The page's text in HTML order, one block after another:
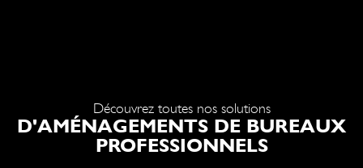
Découvrez toutes nos solutions
D'AMÉNAGEMENTS DE BUREAUX
PROFESSIONNELS